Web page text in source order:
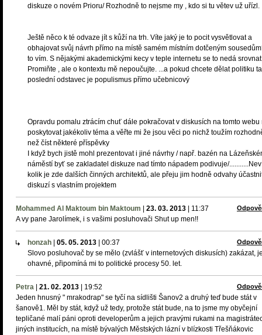
diskuze o novém Prioru/ Rozhodně to nejsme my , kdo si tu větev už uřízl.
Ještě něco k té odvaze jít s kůží na trh. Víte jaký je to pocit vysvětlovat a
obhajovat svůj návrh přímo na místě samém místním dotčeným
to vím. S nějakými akademickými kecy v teple internetu se to nedá
Promiňte , ale o kontextu mě nepoučujte. ...a pokud chcete dělat politiku
poslední odstavec je populismus přímo učebnicový
Opravdu pomalu ztrácím chuť dále pokračovat v diskusích na tomto webu
poskytovat jakékoliv téma a věřte mi že jsou věci po nichž toužím
než číst některé příspěvky
I když bych jistě mohl prezentovat i jiné návrhy / např. bazén na
náměstí byť se zakladatel diskuze nad tímto nápadem podivuje/
kolik je zde dalších činných architektů, ale přeju jim hodně odvahy
diskuzí s vlastním projektem
Mohammed Al Maktoum bin Maktoum 23. 03. 2013 11:37
A vy pane Jarolímek, i s vašimi posluhovači Shut up men!!
honzah 05. 05. 2013 00:37
Slovo posluhovač by se mělo (zvlášť v internetových diskusích) zakázat,
ohavné, připomíná mi to politické procesy 50. let.
Petra 21. 02. 2013 19:52
Jeden hnusný " mrakodrap" se tyčí na sídlišti Šanov2 a druhý teď bude stát v
šanově1. Měl by stát, když už tedy, protože stát bude, na to jsme my obyčejní
tepličané malí páni oproti developerům a jejich pravými rukami na
jiných institucích, na místě bývalých Městských lázní v blízkosti Třešňákovic